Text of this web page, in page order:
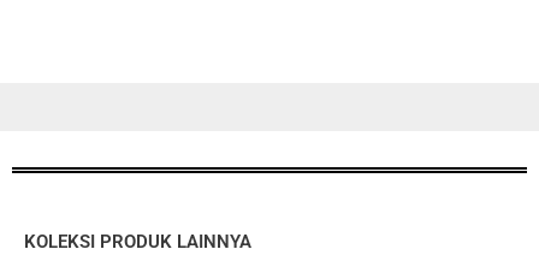
KOLEKSI PRODUK LAINNYA